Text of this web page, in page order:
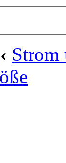
‹ Strom